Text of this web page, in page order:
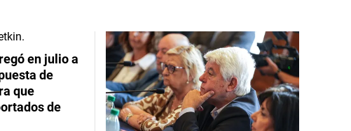
en julio a
de
que
de